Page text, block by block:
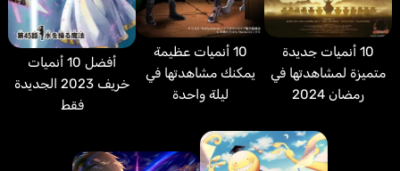
10 أنميات جديدة
متميزة لمشاهدتها في
رمضان 2024
10 أنميات عظيمة
يمكنك مشاهدتها في
ليلة واحدة
أفضل 10 أنميات
خريف 2023 الجديدة
فقط